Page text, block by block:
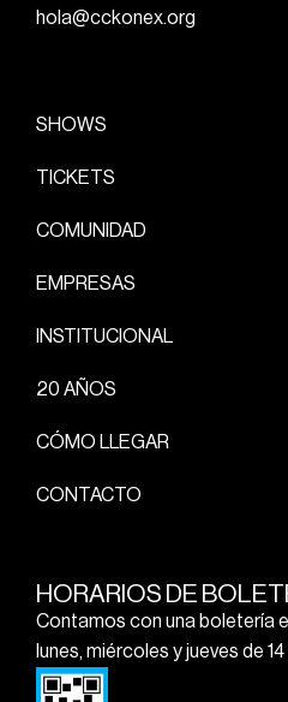
hola@cckonex.org
SHOWS
TICKETS
COMUNIDAD
EMPRESAS
INSTITUCIONAL
20 AÑOS
CÓMO LLEGAR
CONTACTO
HORARIOS DE
Contamos con una boletería
lunes, miércoles y jueves de 14